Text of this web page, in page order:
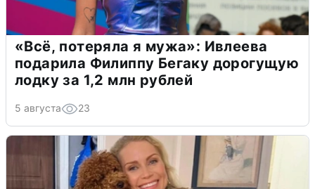
«Всё, потеряла я мужа»: Ивлеева
подарила Филиппу Бегаку дорогущую
лодку за 1,2 млн рублей
5 августа 23